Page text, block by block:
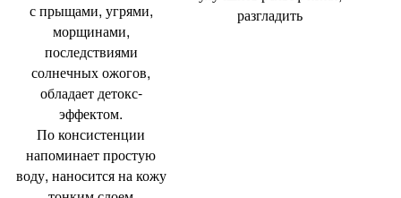
с прыщами, угрями,
морщинами,
последствиями
солнечных ожогов,
обладает детокс-
эффектом.
По консистенции
напоминает простую
воду, наносится на кожу
разгладить